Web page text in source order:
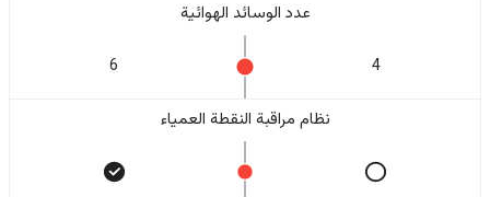
عدد الوسائد الهوائية
4
6
نظام مراقبة النقطة العمياء